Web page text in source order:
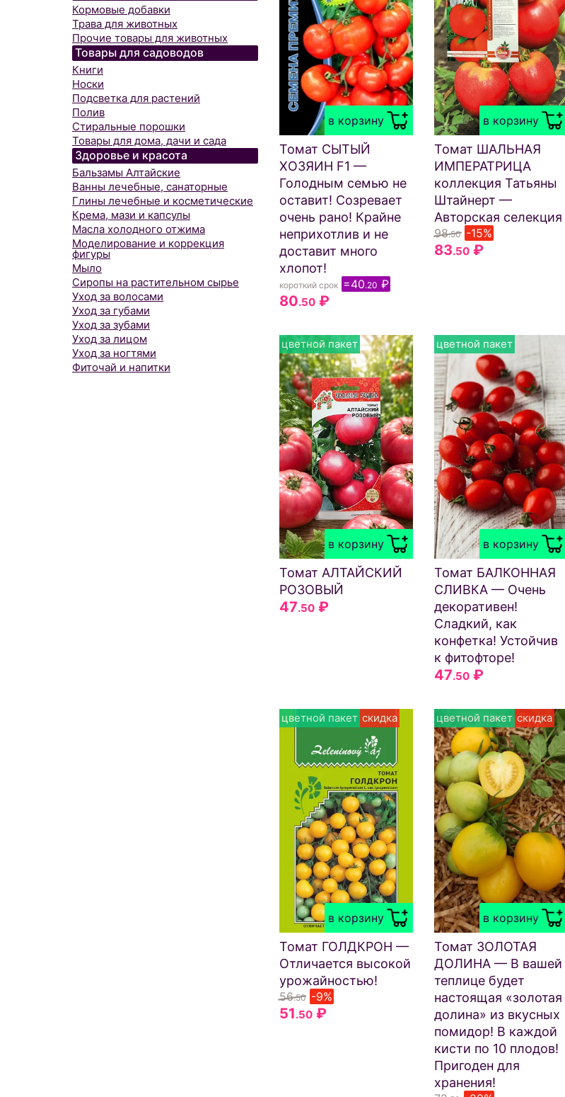
Кормовые добавки
Трава для животных
Прочие товары для животных
Товары для садоводов
Книги
Носки
Подсветка для растений
Полив
Стиральные порошки
Товары для дома, дачи и сада
Здоровье и красота
Бальзамы Алтайские
Ванны лечебные, санаторные
Глины лечебные и косметические
Крема, мази и капсулы
Масла холодного отжима
Моделирование и коррекция
фигуры
Мыло
Сиропы на растительном сырье
Уход за волосами
Уход за губами
Уход за зубами
Уход за лицом
Уход за ногтями
Фиточай и напитки
в корзину
Томат СЫТЫЙ
ХОЗЯИН F1 —
Голодным семью не
оставит! Созревает
очень рано! Крайне
неприхотлив и не
доставит много
хлопот!
короткий срок =40.20 ₽
80.50₽
в корзину
Томат ШАЛЬНАЯ
ИМПЕРАТРИЦА
коллекция Татьяны
Штайнерт —
Авторская селекция
98.50 -15%
83.50₽
в корзину
цветной пакет
Томат АЛТАЙСКИЙ
РОЗОВЫЙ
47.50₽
в корзину
цветной пакет
Томат БАЛКОННАЯ
СЛИВКА — Очень
декоративен!
Сладкий, как
конфетка! Устойчив
к фитофторе!
47.50₽
в корзину
цветной пакет скидка
Томат ГОЛДКРОН —
Отличается высокой
урожайностью!
56.50 -9%
51.50₽
в корзину
цветной пакет скидка
Томат ЗОЛОТАЯ
ДОЛИНА — В вашей
теплице будет
настоящая «золотая
долина» из вкусных
помидор! В каждой
кисти по 10 плодов!
Пригоден для
хранения!